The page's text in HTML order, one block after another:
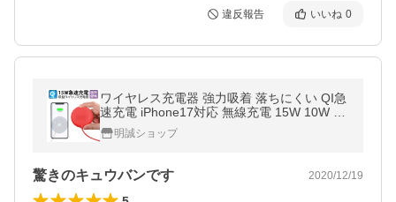
違反報告 いいね 0
ワイヤレス充電器 強力吸着 落ちにくい QI急
速充電 iPhone17対応 無線充電 15W 10W 7.
5W 5W Wireless出力 6個シリコ吸盤 滑り止
め【PL保険加入済み製品・安心】
明誠ショップ
驚きのキュウバンです 2020/12/19